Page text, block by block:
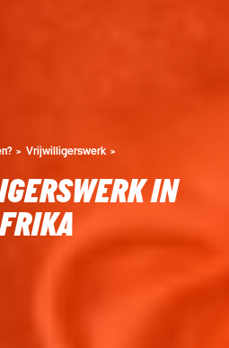
Vrijwilligerswerk
IN